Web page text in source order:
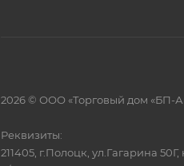
2026 © ООО «Торговый дом «БП-
Реквизиты:
211405, г.Полоцк, ул.Гагарина